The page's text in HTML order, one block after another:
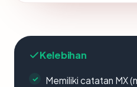
Kelebihan
Memiliki catatan MX